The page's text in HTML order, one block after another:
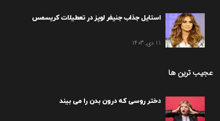
استایل جذاب جنیفر لوپز در تعطیلات کریسمس
11 دی, 1403
عجیب ترین ها
دختر روسی که درون بدن را می بیند